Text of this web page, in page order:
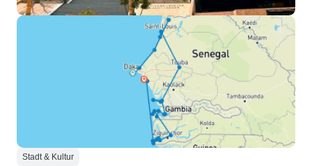
Stadt & Kultur